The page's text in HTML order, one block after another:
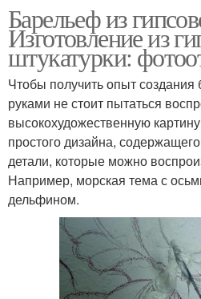
Барельеф из
Изготовление из
штукатурки:
Чтобы получить опыт
руками не стоит пытаться
высокохудожественную
простого дизайна,
детали, которые можно
Например, морская тема с
дельфином.